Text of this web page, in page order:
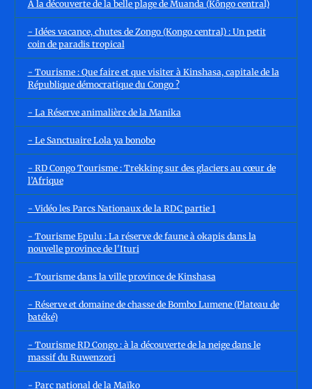
À la découverte de la belle plage de Muanda (Kôngo central)
- Idées vacance, chutes de Zongo (Kongo central) : Un petit
coin de paradis tropical
- Tourisme : Que faire et que visiter à Kinshasa, capitale de la
République démocratique du Congo ?
- La Réserve animalière de la Manika
- Le Sanctuaire Lola ya bonobo
- RD Congo Tourisme : Trekking sur des glaciers au cœur de
l’Afrique
- Vidéo les Parcs Nationaux de la RDC partie 1
- Tourisme Epulu : La réserve de faune à okapis dans la
nouvelle province de l'Ituri
- Tourisme dans la ville province de Kinshasa
- Réserve et domaine de chasse de Bombo Lumene (Plateau de
batéké)
- Tourisme RD Congo : à la découverte de la neige dans le
massif du Ruwenzori
- Parc national de la Maïko